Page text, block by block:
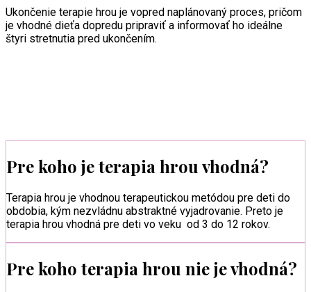
Ukončenie terapie hrou je vopred naplánovaný proces, pričom
je vhodné dieťa dopredu pripraviť a informovať ho ideálne
štyri stretnutia pred ukončením.
Pre koho je terapia hrou vhodná?
Terapia hrou je vhodnou terapeutickou metódou pre deti do
obdobia, kým nezvládnu abstraktné vyjadrovanie. Preto je
terapia hrou vhodná pre deti vo veku od 3 do 12 rokov.
Pre koho terapia hrou nie je vhodná?